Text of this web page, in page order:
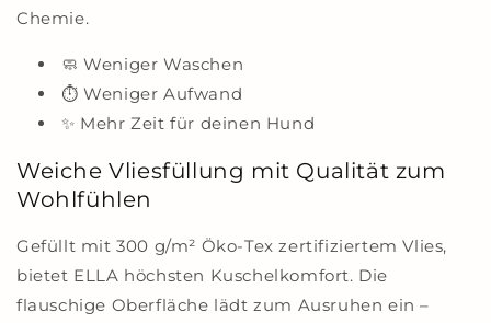
Chemie.
🧼 Weniger Waschen
⏱️ Weniger Aufwand
✨ Mehr Zeit für deinen Hund
Weiche Vliesfüllung mit Qualität zum
Wohlfühlen
Gefüllt mit 300 g/m² Öko-Tex zertifiziertem Vlies,
bietet ELLA höchsten Kuschelkomfort. Die
flauschige Oberfläche lädt zum Ausruhen ein –